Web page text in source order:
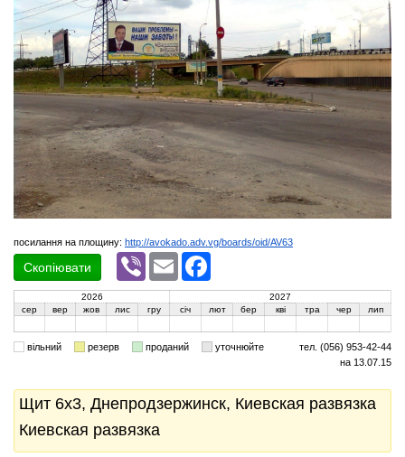
посилання на площину: http://avokado.adv.vg/boards/oid/AV63
Скопіювати
Viber Email
2026
2027
сер
вер жов лис гру січ лют бер кві тра чер лип
вільний резерв проданий уточнюйте
тел. (056) 953-42-44
на 13.07.15
Щит 6x3, Днепродзержинск, Киевская развязка
Киевская развязка